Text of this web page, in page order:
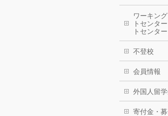
ワーキン
トセンタ
トセンター
不登校
会員情報
外国人留
寄付金・